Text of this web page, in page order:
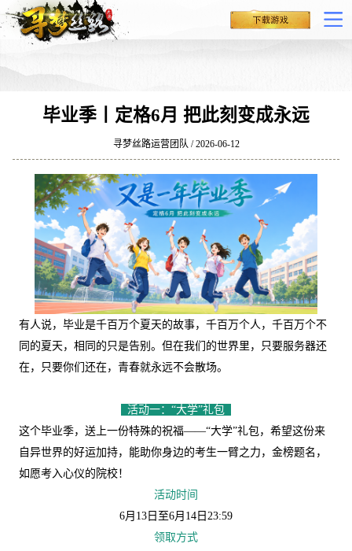
毕业季丨定格6月 把此刻变成永远
寻梦丝路运营团队 / 2026-06-12
有人说，毕业是千百万个夏天的故事，千百万个人，千百万个不
同的夏天，相同的只是告别。但在我们的世界里，只要服务器还
在，只要你们还在，青春就永远不会散场。
活动一：“大学”礼包
这个毕业季，送上一份特殊的祝福——“大学”礼包，希望这份来
自异世界的好运加持，能助你身边的考生一臂之力，金榜题名，
如愿考入心仪的院校！
活动时间
6月13日至6月14日23:59
领取方式